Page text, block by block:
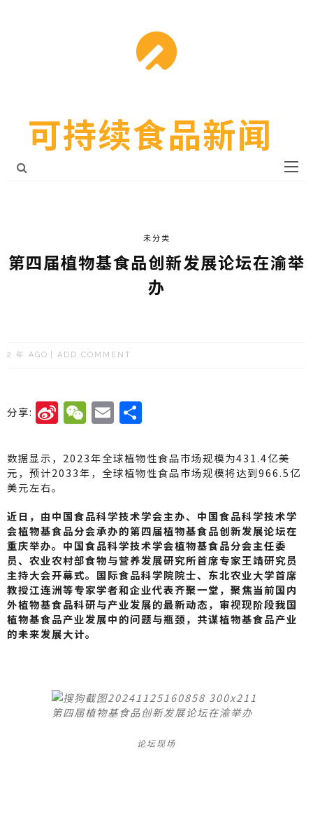
可持续食品新闻
未分类
第四届植物基食品创新发展论坛在渝举
办
2 年 AGO ADD COMMENT
分享: Si
n
a
W
b
o
W
e
C
h
t
E
m
ai
l
数据显示，2023年全球植物性食品市场规模为431.4亿美
元，预计2033年，全球植物性食品市场规模将达到966.5亿
美元左右。
近日，由中国食品科学技术学会主办、中国食品科学技术学
会植物基食品分会承办的第四届植物基食品创新发展论坛在
重庆举办。中国食品科学技术学会植物基食品分会主任委
员、农业农村部食物与营养发展研究所首席专家王靖研究员
主持大会开幕式。国际食品科学院院士、东北农业大学首席
教授江连洲等专家学者和企业代表齐聚一堂，聚焦当前国内
外植物基食品科研与产业发展的最新动态，审视现阶段我国
植物基食品产业发展中的问题与瓶颈，共谋植物基食品产业
的未来发展大计。
论坛现场